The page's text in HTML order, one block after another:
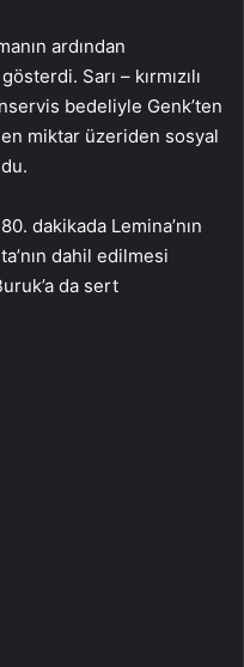
ardından
Sarı – kırmızılı
bedeliyle Genk’ten
miktar üzeriden sosyal
dakikada Lemina’nın
dahil edilmesi
da sert